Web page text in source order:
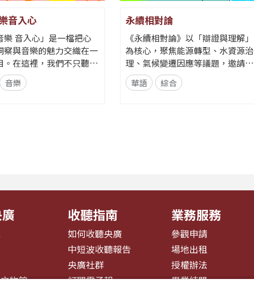
音入心
樂 音入心」是一檔把心
察與音樂的魅力交織在一
。在這裡，我們不只聽
歌裡的情緒、故事與心
出音樂
永續相對論
《永續相對論》以「辯證與理解」
為核心，聚焦能源轉型、水資源治
理、氣候變遷因應等議題，邀請具
不同立場與專業背景的來賓展開對
話。節目以每月一題、四集為一完
華語 綜合
物館
收聽指南
如何收聽央廣
中短波收聽報告
央廣社群
訂閱電子報
業務服務
參觀申請
場地出租
授權辦法
異業結盟